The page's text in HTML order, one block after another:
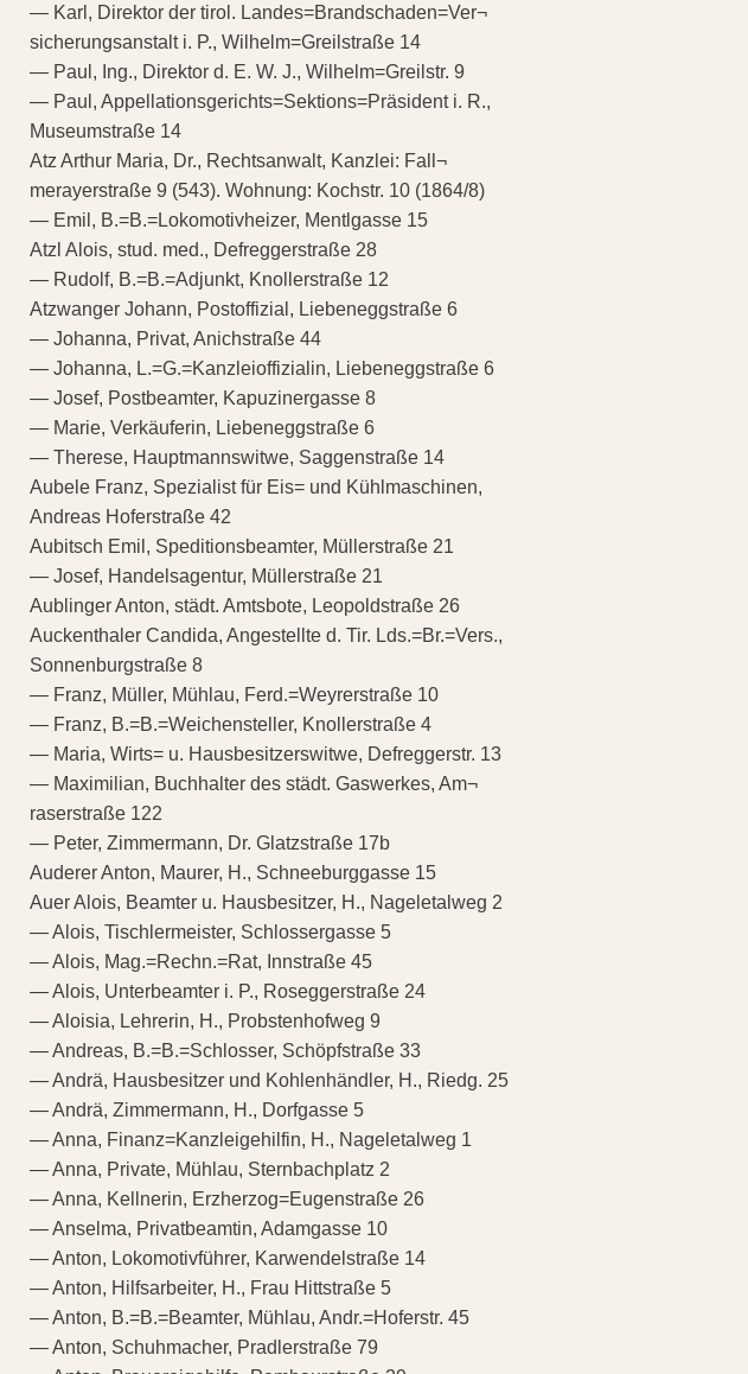
— Karl, Direktor der tirol. Landes=Brandschaden=Ver¬
sicherungsanstalt i. P., Wilhelm=Greilstraße 14
— Paul, Ing., Direktor d. E. W. J., Wilhelm=Greilstr. 9
— Paul, Appellationsgerichts=Sektions=Präsident i. R.,
Museumstraße 14
Atz Arthur Maria, Dr., Rechtsanwalt, Kanzlei: Fall¬
merayerstraße 9 (543). Wohnung: Kochstr. 10 (1864/8)
— Emil, B.=B.=Lokomotivheizer, Mentlgasse 15
Atzl Alois, stud. med., Defreggerstraße 28
— Rudolf, B.=B.=Adjunkt, Knollerstraße 12
Atzwanger Johann, Postoffizial, Liebeneggstraße 6
— Johanna, Privat, Anichstraße 44
— Johanna, L.=G.=Kanzleioffizialin, Liebeneggstraße 6
— Josef, Postbeamter, Kapuzinergasse 8
— Marie, Verkäuferin, Liebeneggstraße 6
— Therese, Hauptmannswitwe, Saggenstraße 14
Aubele Franz, Spezialist für Eis= und Kühlmaschinen,
Andreas Hoferstraße 42
Aubitsch Emil, Speditionsbeamter, Müllerstraße 21
— Josef, Handelsagentur, Müllerstraße 21
Aublinger Anton, städt. Amtsbote, Leopoldstraße 26
Auckenthaler Candida, Angestellte d. Tir. Lds.=Br.=Vers.,
Sonnenburgstraße 8
— Franz, Müller, Mühlau, Ferd.=Weyrerstraße 10
— Franz, B.=B.=Weichensteller, Knollerstraße 4
— Maria, Wirts= u. Hausbesitzerswitwe, Defreggerstr. 13
— Maximilian, Buchhalter des städt. Gaswerkes, Am¬
raserstraße 122
— Peter, Zimmermann, Dr. Glatzstraße 17b
Auderer Anton, Maurer, H., Schneeburggasse 15
Auer Alois, Beamter u. Hausbesitzer, H., Nageletalweg 2
— Alois, Tischlermeister, Schlossergasse 5
— Alois, Mag.=Rechn.=Rat, Innstraße 45
— Alois, Unterbeamter i. P., Roseggerstraße 24
— Aloisia, Lehrerin, H., Probstenhofweg 9
— Andreas, B.=B.=Schlosser, Schöpfstraße 33
— Andrä, Hausbesitzer und Kohlenhändler, H., Riedg. 25
— Andrä, Zimmermann, H., Dorfgasse 5
— Anna, Finanz=Kanzleigehilfin, H., Nageletalweg 1
— Anna, Private, Mühlau, Sternbachplatz 2
— Anna, Kellnerin, Erzherzog=Eugenstraße 26
— Anselma, Privatbeamtin, Adamgasse 10
— Anton, Lokomotivführer, Karwendelstraße 14
— Anton, Hilfsarbeiter, H., Frau Hittstraße 5
— Anton, B.=B.=Beamter, Mühlau, Andr.=Hoferstr. 45
— Anton, Schuhmacher, Pradlerstraße 79